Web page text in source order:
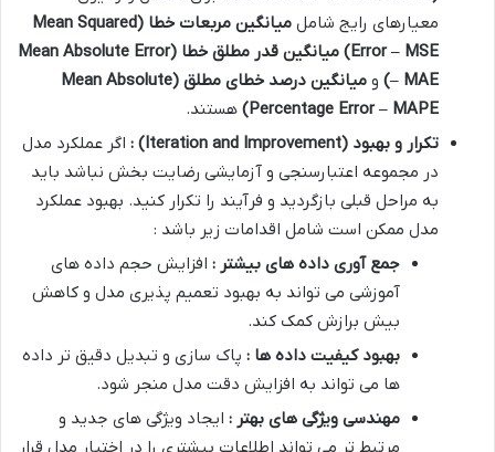
معیارهای رایج شامل میانگین مربعات خطا (Mean Squared
Error – MSE) میانگین قدر مطلق خطا (Mean Absolute Error
– MAE) و میانگین درصد خطای مطلق (Mean Absolute
Percentage Error – MAPE) هستند.
تکرار و بهبود (Iteration and Improvement)
: اگر عملکرد مدل
در مجموعه اعتبارسنجی و آزمایشی رضایت بخش نباشد باید
به مراحل قبلی بازگردید و فرآیند را تکرار کنید. بهبود عملکرد
مدل ممکن است شامل اقدامات زیر باشد :
جمع آوری داده های بیشتر : افزایش حجم داده های
آموزشی می تواند به بهبود تعمیم پذیری مدل و کاهش
بیش برازش کمک کند.
بهبود کیفیت داده ها : پاک سازی و تبدیل دقیق تر داده
ها می تواند به افزایش دقت مدل منجر شود.
مهندسی ویژگی های بهتر : ایجاد ویژگی های جدید و